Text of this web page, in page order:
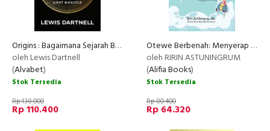
Origins : Bagaimana Sejarah Bumi Membentuk Sejarah Umat Manusia
oleh Lewis Dartnell
(Alvabet)
Stok Tersedia
Rp 138.000
Rp 110.400
Otewe Berbenah: Menyerap Energi Ayat-Ayat Motivasi Untuk Hidup Lebih Baik
oleh RIRIN ASTUNINGRUM
(Alifia Books)
Stok Tersedia
Rp 80.400
Rp 64.320